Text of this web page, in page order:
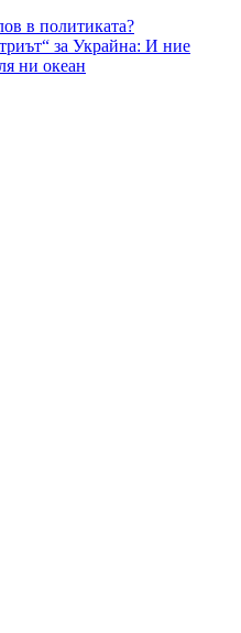
в политиката?
за Украйна: И ние
ни океан